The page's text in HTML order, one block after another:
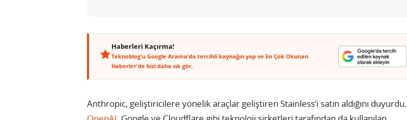
Haberleri Kaçırma!
Teknoblog'u Google Arama'da tercihli kaynağın yap ve En Çok Okunan
Haberler'de bizi daha sık gör.
Anthropic, geliştiricilere yönelik araçlar geliştiren Stainless’i satın aldığını duyurdu.